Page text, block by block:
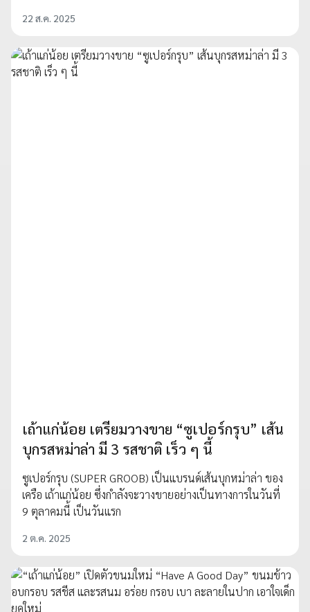
22 ส.ค. 2025
เถ้าแก่น้อย เตรียมวางขาย “ซูเปอร์กรุบ” เส้น
บุกรสหม่าล่า มี 3 รสชาติ เร็ว ๆ นี้
ซูเปอร์กรุบ (SUPER GROOB) เป็นแบรนด์เส้นบุกหม่าล่า ของ
เครือ เถ้าแก่น้อย ซึ่งกำลังจะวางขายอย่างเป็นทางการในวันที่
9 ตุลาคมนี้ เป็นวันแรก
2 ต.ค. 2025